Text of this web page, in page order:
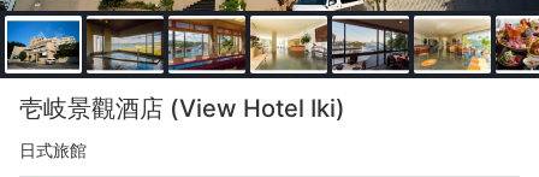
壱岐景觀酒店 (View Hotel Iki)
日式旅館